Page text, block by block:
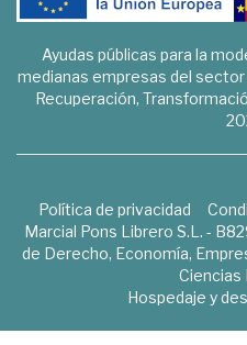
Ayudas públicas para la
medianas empresas del sector
Recuperación,
Política de privacidad
Marcial Pons Librero S.L. -
de Derecho, Economía,
Ciencias
Hospedaje y